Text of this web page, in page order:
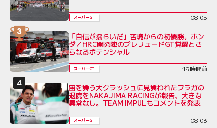
スーパーGT 08-05
「自信が揺らいだ」苦境からの初優勝。ホン
ダ／HRC開発陣のプレリュードGT覚醒とさ
らなるポテンシャル
スーパーGT 19時間前
宙を舞う大クラッシュに見舞われたフラガの
退院をNAKAJIMA RACINGが報告、大きな
異常なし。TEAM IMPULもコメントを発表
スーパーGT 08-03